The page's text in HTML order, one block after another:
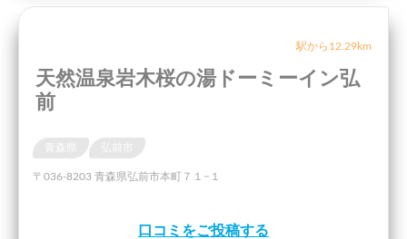
駅から12.29km
天然温泉岩木桜の湯ドーミーイン弘
前
青森県
〒036-8203 青森県弘前市本町７１−１
口コミをご投稿する